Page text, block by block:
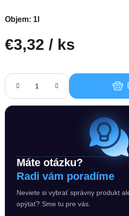
Objem: 1l
€3,32 / ks
Máte otázku?
Radi vám poradíme
Neviete si vybrať správny produkt
opýtať? Sme tu pre vás.